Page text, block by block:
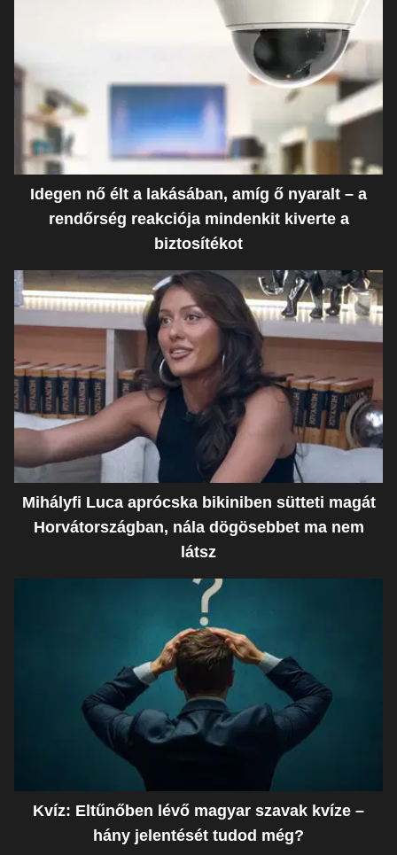
Idegen nő élt a lakásában, amíg ő nyaralt – a
rendőrség reakciója mindenkit kiverte a
biztosítékot
Mihályfi Luca aprócska bikiniben sütteti magát
Horvátországban, nála dögösebbet ma nem
látsz
Kvíz: Eltűnőben lévő magyar szavak kvíze –
hány jelentését tudod még?